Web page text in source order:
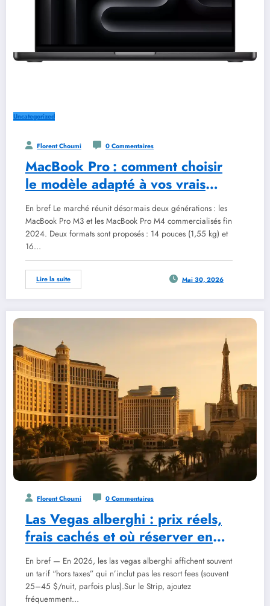
Uncategorized
Florent Choumi 0 Commentaires
MacBook Pro : comment choisir
le modèle adapté à vos vrais
besoins
En bref Le marché réunit désormais deux générations : les
MacBook Pro M3 et les MacBook Pro M4 commercialisés fin
2024. Deux formats sont proposés : 14 pouces (1,55 kg) et
16…
Lire la suite Mai 30, 2026
Florent Choumi 0 Commentaires
Las Vegas alberghi : prix réels,
frais cachés et où réserver en
2026
En bref — En 2026, les las vegas alberghi affichent souvent
un tarif “hors taxes” qui n’inclut pas les resort fees (souvent
25–45 $/nuit, parfois plus).Sur le Strip, ajoutez
fréquemment…